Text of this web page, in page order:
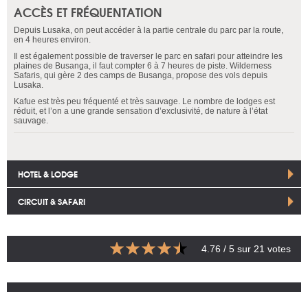
ACCÈS ET FRÉQUENTATION
Depuis Lusaka, on peut accéder à la partie centrale du parc par la route,
en 4 heures environ.
Il est également possible de traverser le parc en safari pour atteindre les
plaines de Busanga, il faut compter 6 à 7 heures de piste. Wilderness
Safaris, qui gère 2 des camps de Busanga, propose des vols depuis
Lusaka.
Kafue est très peu fréquenté et très sauvage. Le nombre de lodges est
réduit, et l’on a une grande sensation d’exclusivité, de nature à l’état
sauvage.
HOTEL & LODGE
CIRCUIT & SAFARI
4.76 / 5 sur 21 votes